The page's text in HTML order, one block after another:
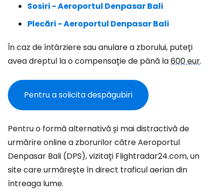
Sosiri - Aeroportul Denpasar Bali
Plecări - Aeroportul Denpasar Bali
În caz de întârziere sau anulare a zborului, puteți
avea dreptul la o compensație de până la600 eur.
Pentru a solicita despăgubiri
Pentru o formă alternativă și mai distractivă de
urmărire online a zborurilor către Aeroportul
Denpasar Bali (DPS), vizitați Flightradar24.com, un
site care urmărește în direct traficul aerian din
întreaga lume.